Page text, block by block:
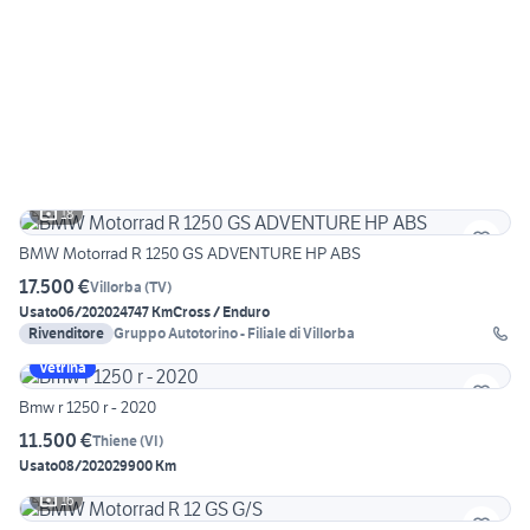
18
BMW Motorrad R 1250 GS ADVENTURE HP ABS
17.500 €Villorba (TV)
Usato06/202024747 KmCross / Enduro
Rivenditore Gruppo Autotorino - Filiale di Villorba
Vetrina
Bmw r 1250 r - 2020
11.500 €Thiene(VI)
Usato08/202029900 Km
16